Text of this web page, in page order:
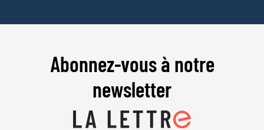
Abonnez-vous à notre
newsletter